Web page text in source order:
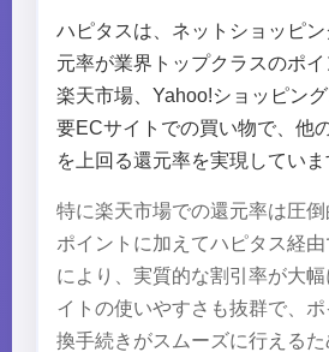
ハピタスは、ネットショッピ
元率が業界トップクラスのポイ
楽天市場、Yahoo!ショッピン
要ECサイトでの買い物で、他
を上回る還元率を実現していま
特に楽天市場での還元率は圧
ポイントに加えてハピタス経
により、実質的な割引率が大
イトの使いやすさも抜群で、
換手続きがスムーズに行える